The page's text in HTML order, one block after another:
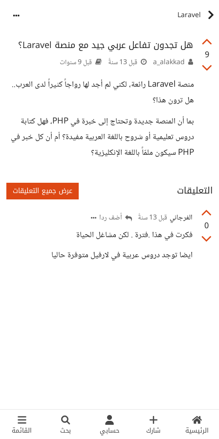
الرئيسية شارك حسابي بحث القائمة
Laravel
9
هل تجدون تفاعل عربي جيد مع منصة Laravel؟
قبل 13 سنةً قبل 9 سنوات
منصة Laravel رائعة، لكني لم أجد لها رواجاً كثيراً لدى العرب..
هل ترون هذا؟
بما أن المنصة جديدة وتحتاج إلى خبرة في PHP، فهل كتابة
دروس تعليمية أو شروح باللغة العربية مفيدة؟ أم أن كل خبر في
PHP سيكون ملمّاً باللغة الإنكليزية؟
التعليقات عرض جميع التعليقات
0
الفرجاني قبل 13 سنةً أضف ردا
فكرت في هذا .فترة . لكن مشاغل الحياة
ايضا توجد دروس عربية في لارفيل متوفرة حاليا